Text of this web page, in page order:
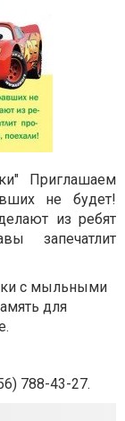
Приглашаем
не будет!
из ребят
запечатлит
с мыльными
для
788-43-27.